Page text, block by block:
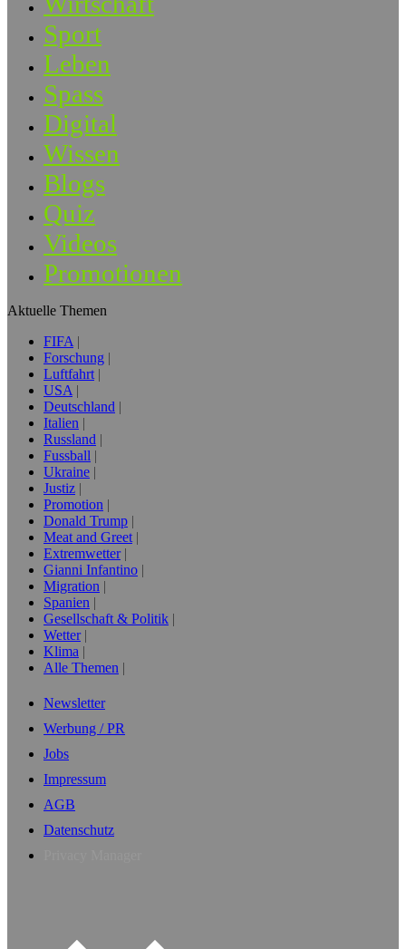
Sport
Leben
Spass
Digital
Wissen
Blogs
Quiz
Videos
Promotionen
Aktuelle Themen
FIFA
Forschung
Luftfahrt
USA
Deutschland
Italien
Russland
Fussball
Ukraine
Justiz
Promotion
Donald Trump
Meat and Greet
Extremwetter
Gianni Infantino
Migration
Spanien
Gesellschaft & Politik
Wetter
Klima
Alle Themen
Newsletter
Werbung / PR
Jobs
Impressum
AGB
Datenschutz